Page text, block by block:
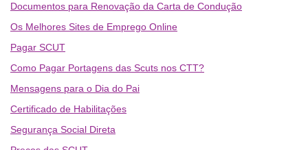
Documentos para Renovação da Carta de Condução
Os Melhores Sites de Emprego Online
Pagar SCUT
Como Pagar Portagens das Scuts nos CTT?
Mensagens para o Dia do Pai
Certificado de Habilitações
Segurança Social Direta